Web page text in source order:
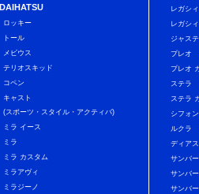
DAIHATSU
ロッキー
トール
メビウス
テリオスキッド
コペン
キャスト
(スポーツ・スタイル・アクティバ)
ミラ イース
ミラ
ミラ カスタム
ミラアヴィ
ミラジーノ
レガシ
レガシ
ジャス
プレオ
プレオ
ステラ
ステラ
シフォ
ルクラ
ディア
サンバ
サンバ
サンバ